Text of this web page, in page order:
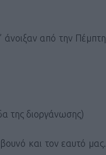
από την Πέμπτη
της διοργάνωσης)
και τον εαυτό μας.